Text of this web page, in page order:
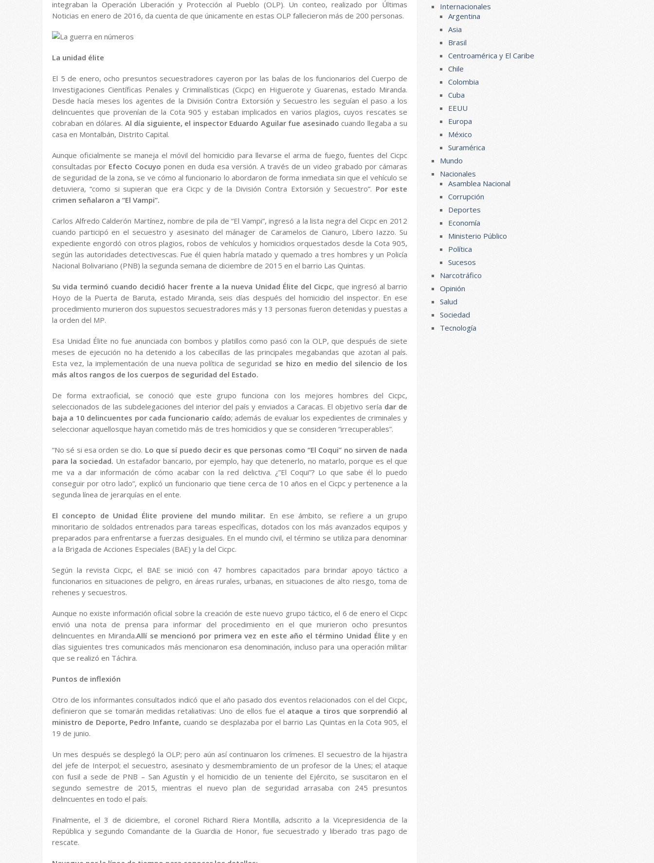
integraban la Operación Liberación y Protección al Pueblo (OLP). Un conteo, realizado por Últimas
Noticias en enero de 2016, da cuenta de que únicamente en estas OLP fallecieron más de 200 personas.
La unidad élite
El 5 de enero, ocho presuntos secuestradores cayeron por las balas de los funcionarios del Cuerpo de
Investigaciones Científicas Penales y Criminalísticas (Cicpc) en Higuerote y Guarenas, estado Miranda.
Desde hacía meses los agentes de la División Contra Extorsión y Secuestro les seguían el paso a los
delincuentes que provenían de la Cota 905 y estaban implicados en varios plagios, cuyos rescates se
cobraban en dólares. Al día siguiente, el inspector Eduardo Aguilar fue asesinado cuando llegaba a su
casa en Montalbán, Distrito Capital.
Aunque oficialmente se maneja el móvil del homicidio para llevarse el arma de fuego, fuentes del Cicpc
consultadas por Efecto Cocuyo ponen en duda esa versión. A través de un video grabado por cámaras
de seguridad de la zona, se ve cómo al funcionario lo abordaron de forma inmediata sin que el vehículo se
detuviera, “como si supieran que era Cicpc y de la División Contra Extorsión y Secuestro”. Por este
crimen señalaron a “El Vampi”.
Carlos Alfredo Calderón Martínez, nombre de pila de “El Vampi”, ingresó a la lista negra del Cicpc en 2012
cuando participó en el secuestro y asesinato del mánager de Caramelos de Cianuro, Libero Iazzo. Su
expediente engordó con otros plagios, robos de vehículos y homicidios orquestados desde la Cota 905,
según las autoridades detectivescas. Fue él quien habría matado y quemado a tres hombres y un Policía
Nacional Bolivariano (PNB) la segunda semana de diciembre de 2015 en el barrio Las Quintas.
Su vida terminó cuando decidió hacer frente a la nueva Unidad Élite del Cicpc, que ingresó al barrio
Hoyo de la Puerta de Baruta, estado Miranda, seis días después del homicidio del inspector. En ese
procedimiento murieron dos supuestos secuestradores más y 13 personas fueron detenidas y puestas a
la orden del MP.
Esa Unidad Élite no fue anunciada con bombos y platillos como pasó con la OLP, que después de siete
meses de ejecución no ha detenido a los cabecillas de las principales megabandas que azotan al país.
Esta vez, la implementación de una nueva política de seguridad se hizo en medio del silencio de los
más altos rangos de los cuerpos de seguridad del Estado.
De forma extraoficial, se conoció que este grupo funciona con los mejores hombres del Cicpc,
seleccionados de las subdelegaciones del interior del país y enviados a Caracas. El objetivo sería dar de
baja a 10 delincuentes por cada funcionario caído; además de evaluar los expedientes de criminales y
seleccionar aquellosque hayan cometido más de tres homicidios y que se consideren “irrecuperables”.
“No sé si esa orden se dio. Lo que sí puedo decir es que personas como “El Coqui” no sirven de nada
para la sociedad. Un estafador bancario, por ejemplo, hay que detenerlo, no matarlo, porque es el que
me va a dar información de cómo acabar con la red delictiva. ¿”El Coqui”? Lo que sabe él lo puedo
conseguir por otro lado”, explicó un funcionario que tiene cerca de 10 años en el Cicpc y pertenence a la
segunda línea de jerarquías en el ente.
El concepto de Unidad Élite proviene del mundo militar. En ese ámbito, se refiere a un grupo
minoritario de soldados entrenados para tareas específicas, dotados con los más avanzados equipos y
preparados para enfrentarse a fuerzas desiguales. En el mundo civil, el término se utiliza para denominar
a la Brigada de Acciones Especiales (BAE) y la del Cicpc.
Según la revista Cicpc, el BAE se inició con 47 hombres capacitados para brindar apoyo táctico a
funcionarios en situaciones de peligro, en áreas rurales, urbanas, en situaciones de alto riesgo, toma de
rehenes y secuestros.
Aunque no existe información oficial sobre la creación de este nuevo grupo táctico, el 6 de enero el Cicpc
envió una nota de prensa para informar del procedimiento en el que murieron ocho presuntos
delincuentes en Miranda.Allí se mencionó por primera vez en este año el término Unidad Élitey en
días siguientes tres comunicados más mencionaron esa denominación, incluso para una operación militar
que se realizó en Táchira.
Puntos de inflexión
Otro de los informantes consultados indicó que el año pasado dos eventos relacionados con el del Cicpc,
definieron que se tomarán medidas retaliativas: Uno de ellos fue el ataque a tiros que sorprendió al
ministro de Deporte, Pedro Infante, cuando se desplazaba por el barrio Las Quintas en la Cota 905, el
19 de junio.
Un mes después se desplegó la OLP; pero aún así continuaron los crímenes. El secuestro de la hijastra
del jefe de Interpol; el secuestro, asesinato y desmembramiento de un profesor de la Unes; el ataque
con fusil a sede de PNB – San Agustín y el homicidio de un teniente del Ejército, se suscitaron en el
segundo semestre de 2015, mientras el nuevo plan de seguridad arrasaba con 245 presuntos
delincuentes en todo el país.
Finalmente, el 3 de diciembre, el coronel Richard Riera Montilla, adscrito a la Vicepresidencia de la
República y segundo Comandante de la Guardia de Honor, fue secuestrado y liberado tras pago de
rescate.
Internacionales
Argentina
Asia
Brasil
Centroamérica y El Caribe
Chile
Colombia
Cuba
EEUU
Europa
México
Suramérica
Mundo
Nacionales
Asamblea Nacional
Corrupción
Deportes
Economía
Ministerio Público
Política
Sucesos
Narcotráfico
Opinión
Salud
Sociedad
Tecnología